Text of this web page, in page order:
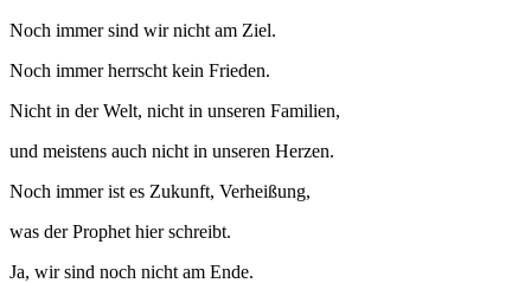
Noch immer sind wir nicht am Ziel.
Noch immer herrscht kein Frieden.
Nicht in der Welt, nicht in unseren Familien,
und meistens auch nicht in unseren Herzen.
Noch immer ist es Zukunft, Verheißung,
was der Prophet hier schreibt.
Ja, wir sind noch nicht am Ende.